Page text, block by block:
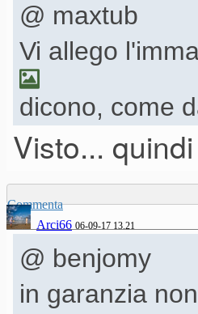
@ maxtub
Vi allego
dicono, come
Visto...
Commenta
Arci66 06-09-17 13.21
@ benjomy
in garanzia